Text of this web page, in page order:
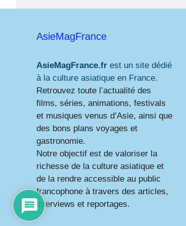
AsieMagFrance
AsieMagFrance.fr est un site dédié
à la culture asiatique en France.
Retrouvez toute l’actualité des
films, séries, animations, festivals
et musiques venus d’Asie, ainsi que
des bons plans voyages et
gastronomie.
Notre objectif est de valoriser la
richesse de la culture asiatique et
de la rendre accessible au public
francophone à travers des articles,
interviews et reportages.